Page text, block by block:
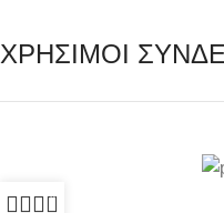
ΧΡΗΣΙΜΟΙ
0